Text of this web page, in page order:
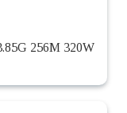
256M 320W